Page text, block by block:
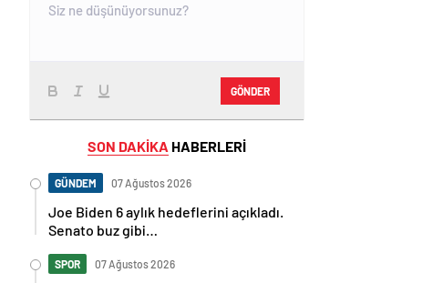
GÖNDER
SON DAKİKA HABERLERİ
GÜNDEM 07 Ağustos 2026
Joe Biden 6 aylık hedeflerini açıkladı.
Senato buz gibi…
SPOR 07 Ağustos 2026